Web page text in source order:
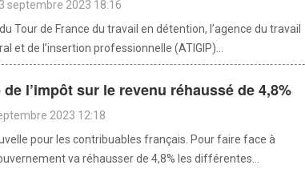
septembre 2023 18:16
Tour de France du travail en détention, l’agence du travail
et de l’insertion professionnelle (ATIGIP)...
de l’impôt sur le revenu réhaussé de 4,8%
2023 12:18
pour les contribuables français. Pour faire face à
va réhausser de 4,8% les différentes...